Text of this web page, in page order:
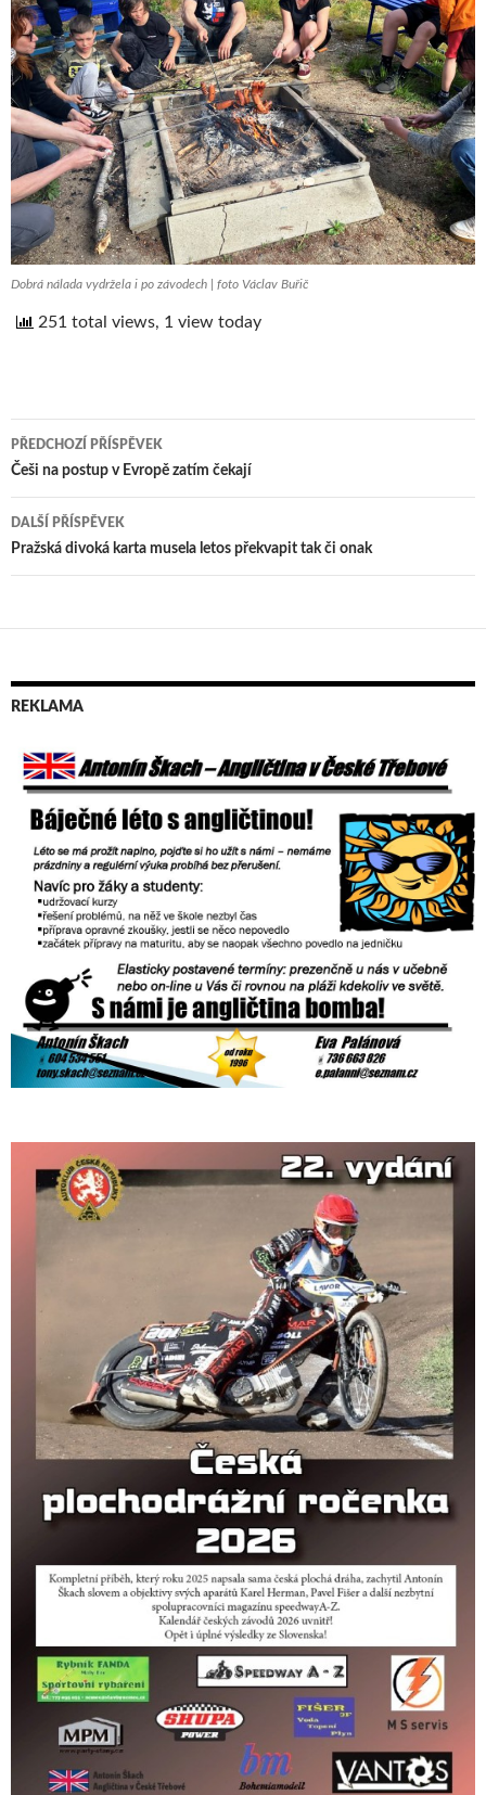
Dobrá nálada vydržela i po závodech | foto Václav Buřič
251 total views, 1 view today
Navigace
pro
příspěvek
PŘEDCHOZÍ PŘÍSPĚVEK
Češi na postup v Evropě zatím čekají
DALŠÍ PŘÍSPĚVEK
Pražská divoká karta musela letos překvapit tak či onak
REKLAMA